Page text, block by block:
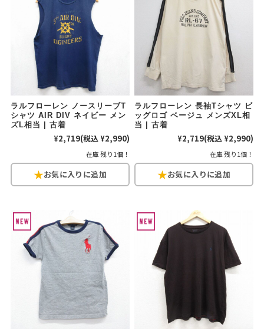
ラルフローレン ノースリーブT
シャツ AIR DIV ネイビー メン
ズL相当 | 古着
¥2,719(税込 ¥2,990)
在庫 残り1個！
ラルフローレン 長袖Tシャツ ビ
ッグロゴ ベージュ メンズXL相
当 | 古着
¥2,719(税込 ¥2,990)
在庫 残り1個！